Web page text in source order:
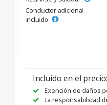
Conductor adicional
incluido
Incluido en el precio:
Exención de daños
La responsabilidad